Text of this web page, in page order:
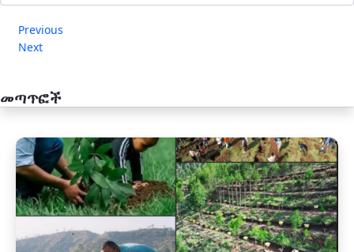
Previous
Next
መጣጥፎች
አዲስ